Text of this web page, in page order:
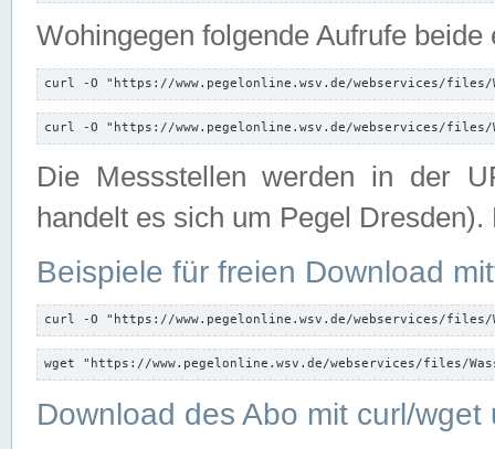
Wohingegen folgende Aufrufe beide
curl -O "https://www.pegelonline.wsv.de/webservices/files/
curl -O "https://www.pegelonline.wsv.de/webservices/files/
Die Messstellen werden in der
handelt es sich um Pegel
Beispiele für freien Download
curl -O "https://www.pegelonline.wsv.de/webservices/files/
wget "https://www.pegelonline.wsv.de/webservices/files/
Download des Abo mit curl/